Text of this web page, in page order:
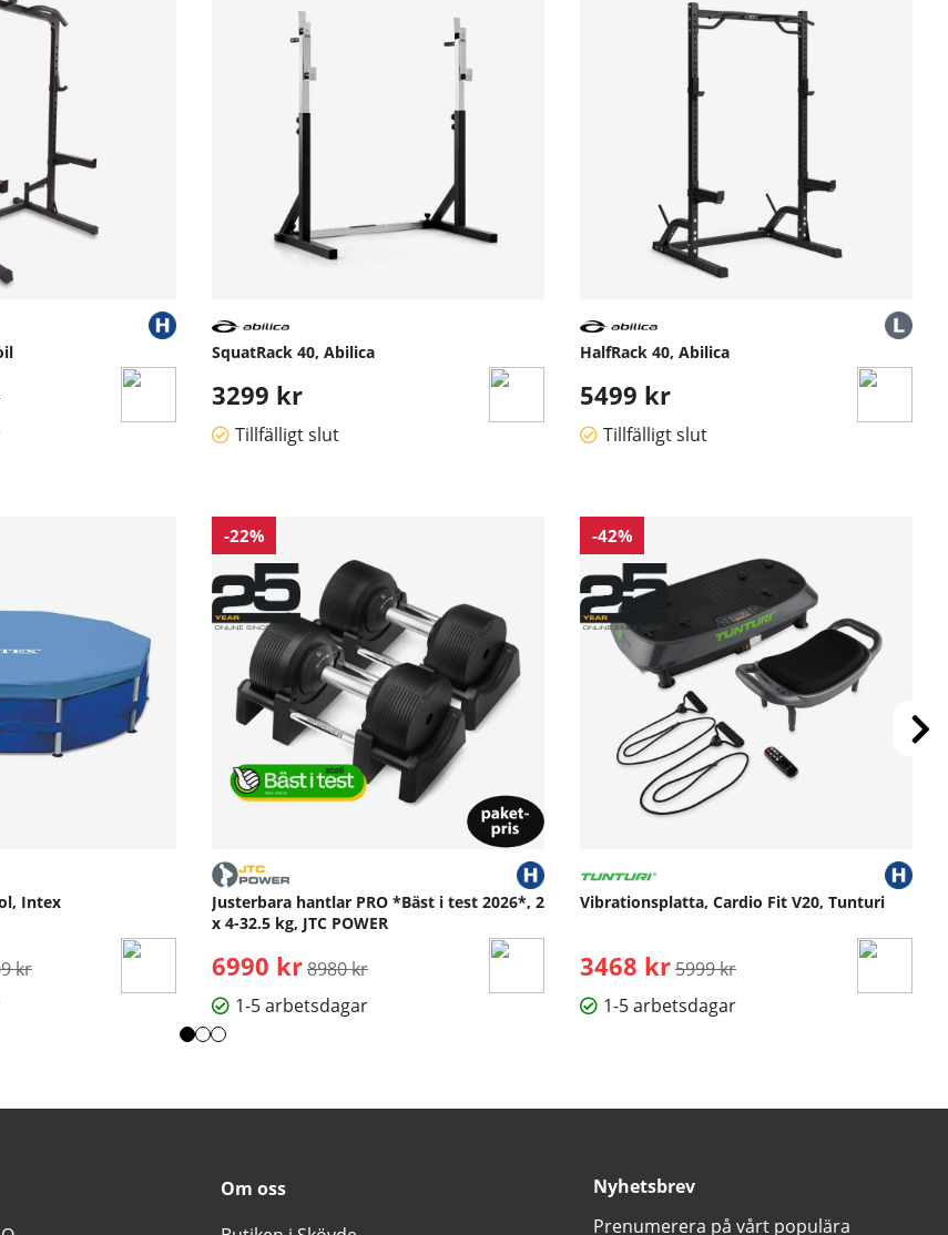
pris:
SquatRack 40, Abilica
3299 kr
Tillfälligt slut
HalfRack 40, Abilica
5499 kr
Tillfälligt slut
Intex
pris:
kr
-22%
Justerbara hantlar PRO *Bäst i test 2026*, 2
x 4-32.5 kg, JTC POWER
6990 kr Ordinarie pris:
8980 kr
1-5 arbetsdagar
-42%
Vibrationsplatta, Cardio Fit V20, Tunturi
3468 kr Ordinarie pris:
5999 kr
1-5 arbetsdagar
Om oss
Nyhetsbrev
Prenumerera på vårt populära